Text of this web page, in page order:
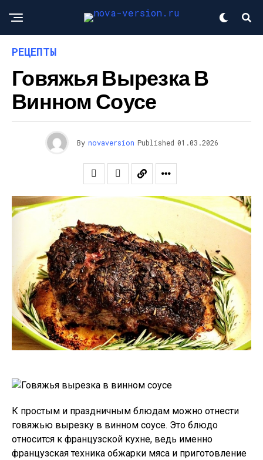
РЕЦЕПТЫ
Говяжья Вырезка В
Винном Соусе
By novaversion Published 01.03.2026
К простым и праздничным блюдам можно отнести
говяжью вырезку в винном соусе. Это блюдо
относится к французской кухне, ведь именно
французская техника обжарки мяса и приготовление